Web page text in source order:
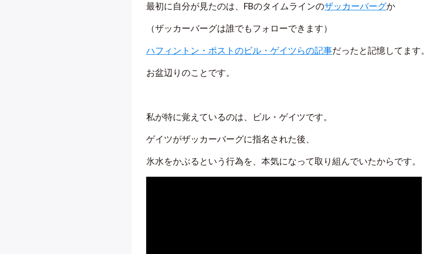
最初に自分が見たのは、FBのタイムラインのザッカーバーグか
（ザッカーバーグは誰でもフォローできます）
ハフィントン・ポストのビル・ゲイツらの記事だったと記憶してます。
お盆辺りのことです。
私が特に覚えているのは、ビル・ゲイツです。
ゲイツがザッカーバーグに指名された後、
氷水をかぶるという行為を、本気になって取り組んでいたからです。